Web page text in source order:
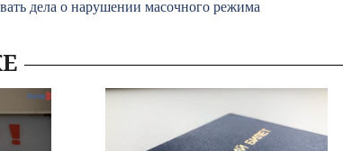
дела о нарушении масочного режима